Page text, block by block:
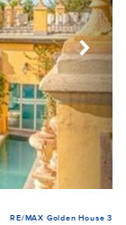
RE/MAX Golden House 3